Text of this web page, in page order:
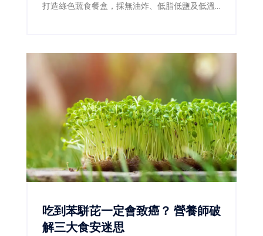
打造綠色蔬食餐盒，採無油炸、低脂低鹽及低溫
吃到苯駢芘一定會致癌？ 營養師破
解三大食安迷思